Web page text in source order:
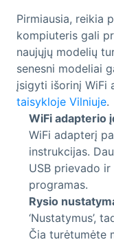
Pirmiausia, reikia
kompiuteris gali
naujųjų modelių
senesni modeliai
įsigyti išorinį WiFi
taisykloje Vilniuje.
WiFi adapterio
WiFi adapterį
instrukcijas.
USB prievado
programas.
Rysio
‘Nustatymus’,
Čia turėtumėte